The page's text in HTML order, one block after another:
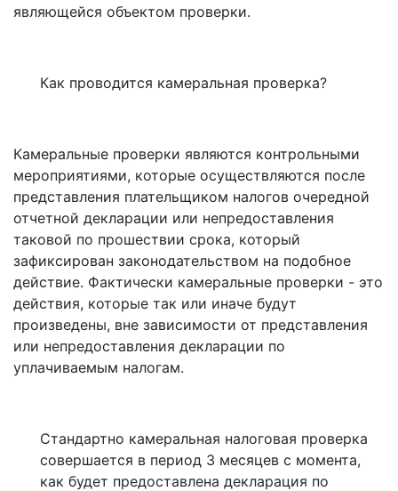
являющейся объектом проверки.
Как проводится камеральная проверка?
Камеральные проверки являются контрольными
мероприятиями, которые осуществляются после
представления плательщиком налогов очередной
отчетной декларации или непредоставления
таковой по прошествии срока, который
зафиксирован законодательством на подобное
действие. Фактически камеральные проверки - это
действия, которые так или иначе будут
произведены, вне зависимости от представления
или непредоставления декларации по
уплачиваемым налогам.
Стандартно камеральная налоговая проверка
совершается в период 3 месяцев с момента,
как будет предоставлена декларация по